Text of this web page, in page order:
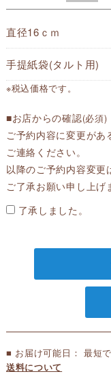
直径16ｃｍ
手提紙袋(タルト用)
※税込価格です。
■お店からの確認(必須)
ご予約内容に変更が
ご連絡ください。
以降のご予約内容変更
ご了承お願い申し上げ
了承しました。
■ お届け可能日： 最短
送料について